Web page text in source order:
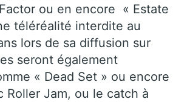
ou en encore « Estate
téléréalité interdite au
lors de sa diffusion sur
seront également
« Dead Set » ou encore
Roller Jam, ou le catch à